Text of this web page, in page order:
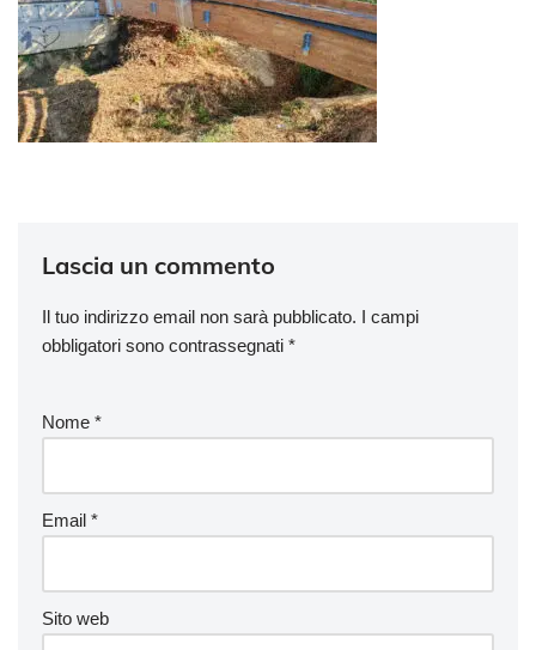
Lascia un commento
Il tuo indirizzo email non sarà pubblicato. I campi
obbligatori sono contrassegnati *
Nome *
Email *
Sito web